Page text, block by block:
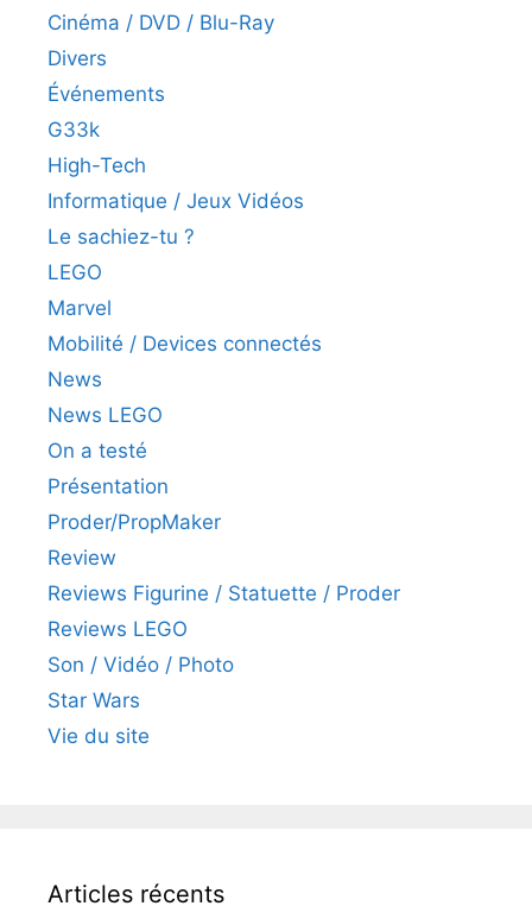
Cinéma / DVD / Blu-Ray
Divers
Événements
G33k
High-Tech
Informatique / Jeux Vidéos
Le sachiez-tu ?
LEGO
Marvel
Mobilité / Devices connectés
News
News LEGO
On a testé
Présentation
Proder/PropMaker
Review
Reviews Figurine / Statuette / Proder
Reviews LEGO
Son / Vidéo / Photo
Star Wars
Vie du site
Articles récents